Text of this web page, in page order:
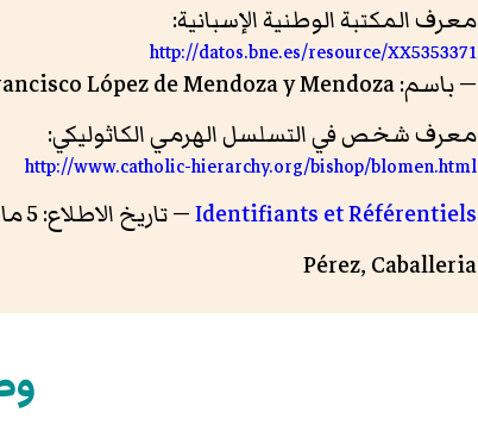
معرف المكتبة الوطنية الإسبانية:
http://datos.bne.es/resource/XX5353371
— باسم: Francisco López de Mendoza y Mendoza
معرف شخص في التسلسل الهرمي الكاثوليكي:
http://www.catholic-hierarchy.org/bishop/blomen.html
Identifiants et Référentiels— تاريخ الاطلاع: 5 مارس 2020 — الناشر: Bibliographic Agency for Higher Education
Pérez, Caballeria